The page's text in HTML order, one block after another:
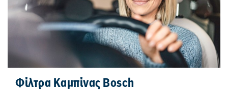
Φίλτρα Καμπίνας Bosch